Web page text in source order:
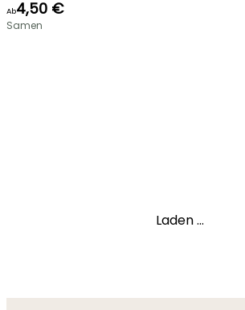
Ab4,50 €
Samen
Laden ...